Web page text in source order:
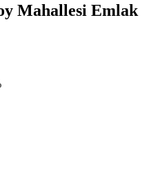
Mahallesi Emlak